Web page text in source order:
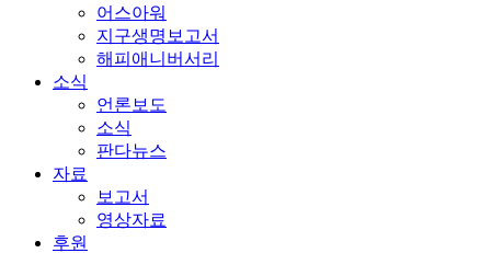
어스아워
지구생명보고서
해피애니버서리
소식
언론보도
소식
판다뉴스
자료
보고서
영상자료
후원